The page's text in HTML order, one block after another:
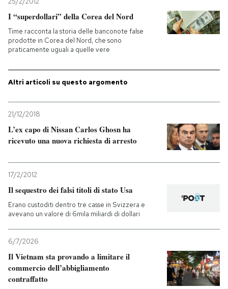
Cultura
Economia
Sport
Altrecose
Mondiali calcio 2026
PODCAST
NEWSLETTER
I MIEI PREFERITI
SHOP
CALENDARIO
AREA PERSONALE
Entra
I “superdollari” della Corea del Nord
Time racconta la storia delle banconote false
prodotte in Corea del Nord, che sono
praticamente uguali a quelle vere
Altri articoli su questo argomento
21/12/2018
L’ex capo di Nissan Carlos Ghosn ha
ricevuto una nuova richiesta di arresto
17/2/2012
Il sequestro dei falsi titoli di stato Usa
Erano custoditi dentro tre casse in Svizzera e
avevano un valore di 6mila miliardi di dollari
6/7/2026
Il Vietnam sta provando a limitare il
commercio dell’abbigliamento
contraffatto